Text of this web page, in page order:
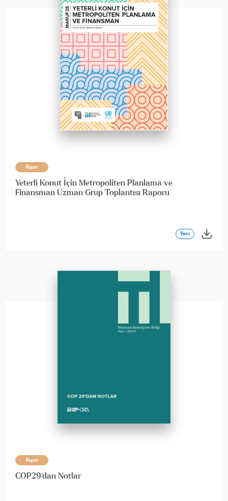
Rapor
Yeterli Konut İçin Metropoliten Planlama ve
Finansman Uzman Grup Toplantısı Raporu
Yeni
Rapor
COP29'dan Notlar